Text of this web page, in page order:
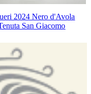
2024 Nero d'Avola
San Giacomo